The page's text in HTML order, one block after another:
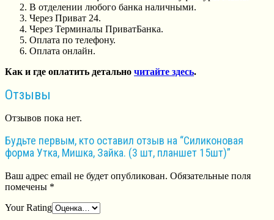
В отделении любого банка наличными.
Через Приват 24.
Через Терминалы ПриватБанка.
Оплата по телефону.
Оплата онлайн.
Как и где оплатить детально читайте здесь.
Отзывы
Отзывов пока нет.
Будьте первым, кто оставил отзыв на “Силиконовая
форма Утка, Мишка, Зайка. (3 шт, планшет 15шт)”
Ваш адрес email не будет опубликован. Обязательные поля
помечены *
Your Rating